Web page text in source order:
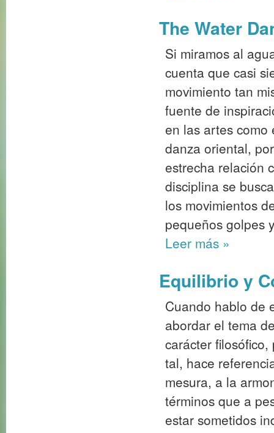
The Water
Si miramos al
cuenta que casi
movimiento tan
fuente de
en las artes
danza oriental,
estrecha relación
disciplina se
los movimientos
pequeños golpes
Leer más »
Equilibrio y
Cuando hablo de
abordar el tema
carácter
tal, hace
mesura, a la
términos que a
estar sometidos